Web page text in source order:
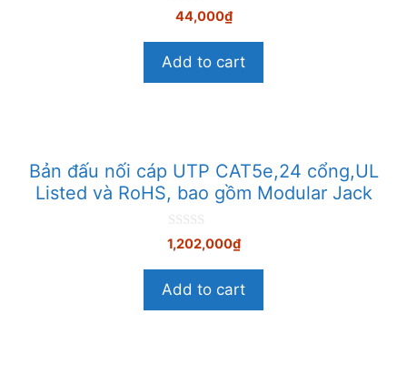
à
5
44,000₫
Add to cart
Bản đấu nối cáp UTP CAT5e,24 cổng,UL
Listed và RoHS, bao gồm Modular Jack
0
n
à
5
1,202,000₫
Add to cart